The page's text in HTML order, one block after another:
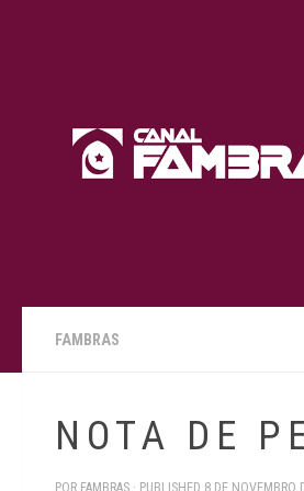
FAMBRAS
N O T A D E P
POR FAMBRAS · PUBLISHED 8 DE NOVEMBRO